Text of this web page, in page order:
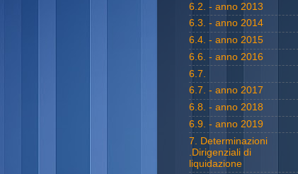
6.2. - anno 2013
6.3. - anno 2014
6.4. - anno 2015
6.6. - anno 2016
6.7.
6.7. - anno 2017
6.8. - anno 2018
6.9. - anno 2019
7. Determinazioni
.Dirigenziali di
liquidazione